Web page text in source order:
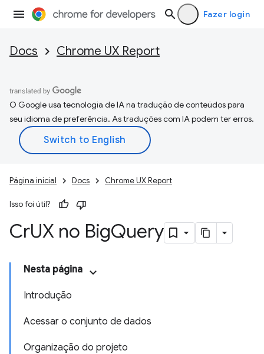
Fazer login
Docs Chrome UX Report
O Google usa tecnologia de IA na tradução de conteúdos para
seu idioma de preferência. As traduções com IA podem ter erros.
Página inicial Docs Chrome UX Report
Isso foi útil?
CrUX no BigQuery
Nesta página
Introdução
Acessar o conjunto de dados
Organização do projeto